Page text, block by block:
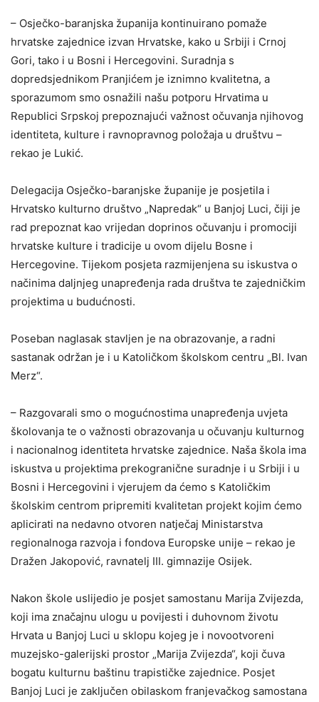
– Osječko-baranjska županija kontinuirano pomaže
hrvatske zajednice izvan Hrvatske, kako u Srbiji i Crnoj
Gori, tako i u Bosni i Hercegovini. Suradnja s
dopredsjednikom Pranjićem je iznimno kvalitetna, a
sporazumom smo osnažili našu potporu Hrvatima u
Republici Srpskoj prepoznajući važnost očuvanja njihovog
identiteta, kulture i ravnopravnog položaja u društvu –
rekao je Lukić.
Delegacija Osječko-baranjske županije je posjetila i
Hrvatsko kulturno društvo „Napredak“ u Banjoj Luci, čiji je
rad prepoznat kao vrijedan doprinos očuvanju i promociji
hrvatske kulture i tradicije u ovom dijelu Bosne i
Hercegovine. Tijekom posjeta razmijenjena su iskustva o
načinima daljnjeg unapređenja rada društva te zajedničkim
projektima u budućnosti.
Poseban naglasak stavljen je na obrazovanje, a radni
sastanak održan je i u Katoličkom školskom centru „Bl. Ivan
Merz“.
– Razgovarali smo o mogućnostima unapređenja uvjeta
školovanja te o važnosti obrazovanja u očuvanju kulturnog
i nacionalnog identiteta hrvatske zajednice. Naša škola ima
iskustva u projektima prekogranične suradnje i u Srbiji i u
Bosni i Hercegovini i vjerujem da ćemo s Katoličkim
školskim centrom pripremiti kvalitetan projekt kojim ćemo
aplicirati na nedavno otvoren natječaj Ministarstva
regionalnoga razvoja i fondova Europske unije – rekao je
Dražen Jakopović, ravnatelj III. gimnazije Osijek.
Nakon škole uslijedio je posjet samostanu Marija Zvijezda,
koji ima značajnu ulogu u povijesti i duhovnom životu
Hrvata u Banjoj Luci u sklopu kojeg je i novootvoreni
muzejsko-galerijski prostor „Marija Zvijezda“, koji čuva
bogatu kulturnu baštinu trapističke zajednice. Posjet
Banjoj Luci je zaključen obilaskom franjevačkog samostana